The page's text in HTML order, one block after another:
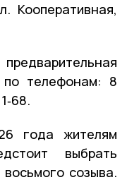
Кооперативная,
по телефонам: 8
года жителям
выбрать
созыва.